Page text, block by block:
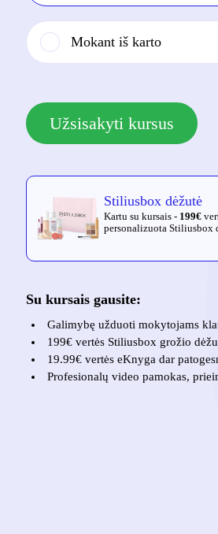
Mokant iš karto
Užsisakyti kursus
Stiliusbox dėžutė
Kartu su kursais - 199€
personalizuota Stiliusbox
Su kursais gausite:
Galimybę užduoti mokytojams
199€ vertės Stiliusbox grožio
19.99€ vertės eKnyga dar
Profesionalų video pamokas,